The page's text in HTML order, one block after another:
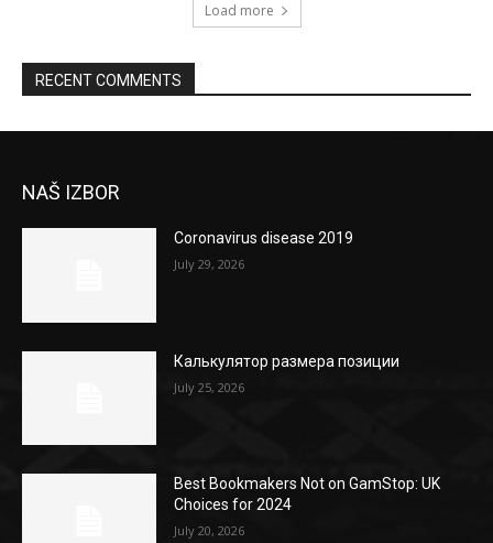
Load more
RECENT COMMENTS
NAŠ IZBOR
Coronavirus disease 2019
July 29, 2026
Калькулятор размера позиции
July 25, 2026
Best Bookmakers Not on GamStop: UK
Choices for 2024
July 20, 2026